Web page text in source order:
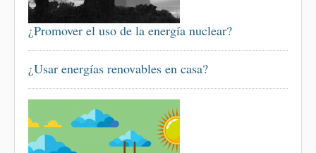
¿Promover el uso de la energía nuclear?
¿Usar energías renovables en casa?